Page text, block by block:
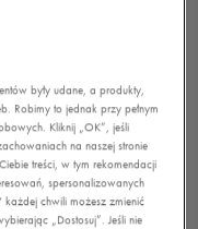
były udane, a produkty,
Robimy to jednak przy pełnym
Kliknij „OK”, jeśli
na naszej stronie
treści, w tym rekomendacji
spersonalizowanych
chwili możesz zmienić
„Dostosuj”. Jeśli nie